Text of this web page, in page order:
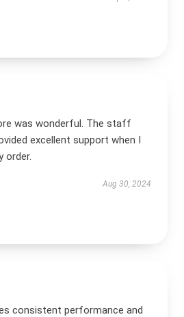
was wonderful. The staff
excellent support when I
order.
Aug 30, 2024
consistent performance and